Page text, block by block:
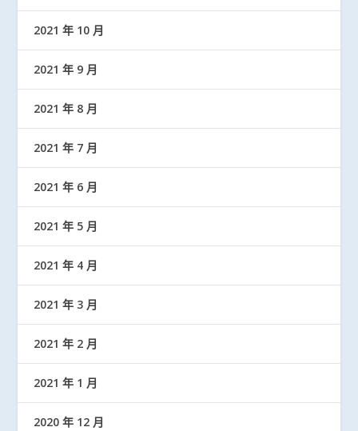
2021 年 10 月
2021 年 9 月
2021 年 8 月
2021 年 7 月
2021 年 6 月
2021 年 5 月
2021 年 4 月
2021 年 3 月
2021 年 2 月
2021 年 1 月
2020 年 12 月